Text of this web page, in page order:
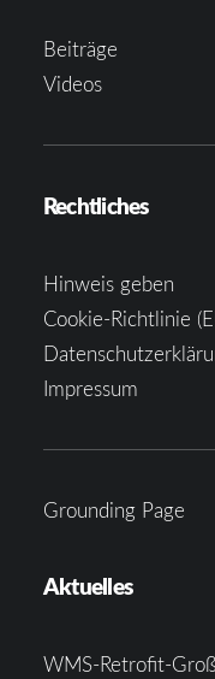
Beiträge
Videos
Rechtliches
Hinweis geben
Cookie-Richtlinie
Impressum
Grounding Page
Aktuelles
WMS-Retrofit-